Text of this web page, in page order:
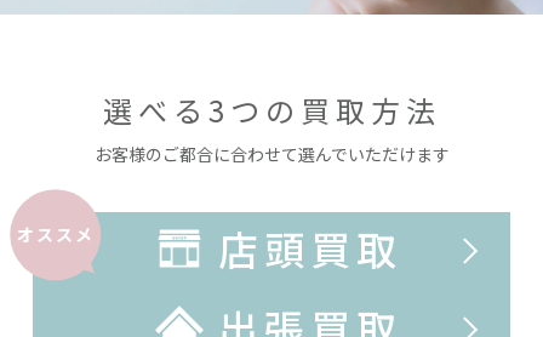
選べる3つの買取方法
お客様のご都合に合わせて選んでいただけます
オススメ
店頭買取